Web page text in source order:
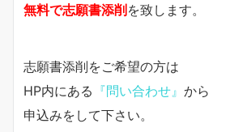
無料で志願書添削を致します。
志願書添削をご希望の方は
HP内にある 『問い合わせ』 から
申込みをして下さい。